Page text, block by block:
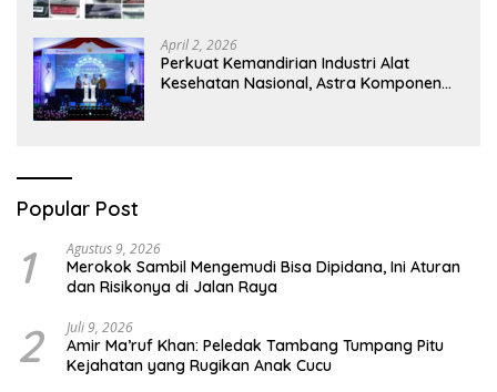
April 2, 2026
Perkuat Kemandirian Industri Alat
Kesehatan Nasional, Astra Komponen
Popular Post
1 Agustus 9, 2026
Merokok Sambil Mengemudi Bisa Dipidana, Ini Aturan
dan Risikonya di Jalan Raya
2 Juli 9, 2026
Amir Ma’ruf Khan: Peledak Tambang Tumpang Pitu
Kejahatan yang Rugikan Anak Cucu